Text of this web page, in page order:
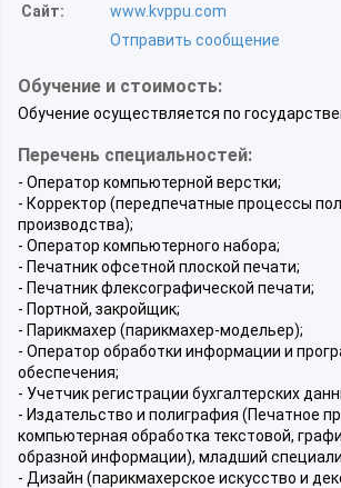
Сайт:
www.kvppu.com
Отправить сообщение
Обучение и стоимость:
Обучение осуществляется по
Перечень специальностей:
- Оператор компьютерной верстки;
- Корректор (передпечатные процессы
производства);
- Оператор компьютерного набора;
- Печатник офсетной плоской печати;
- Печатник флексографической печати;
- Портной, закройщик;
- Парикмахер (парикмахер-модельер);
- Оператор обработки информации и
обеспечения;
- Учетчик регистрации бухгалтерских
- Издательство и полиграфия (Печатное
компьютерная обработка текстовой,
образной информации), младший
- Дизайн (парикмахерское искусство и